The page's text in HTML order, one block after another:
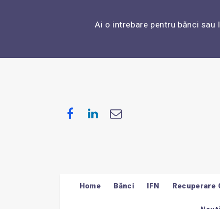
Ai o intrebare pentru bănci sau
Home Bănci IFN Recuperare